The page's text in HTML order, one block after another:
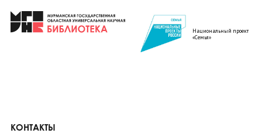
Национальный проект
«Семья»
КОНТАКТЫ